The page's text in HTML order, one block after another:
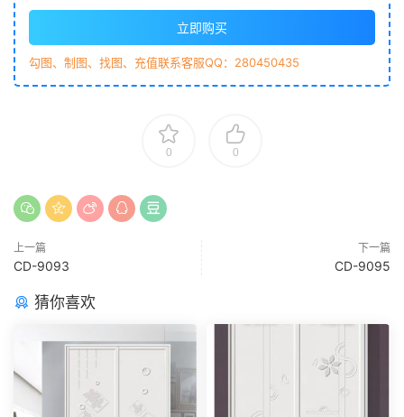
立即购买
勾图、制图、找图、充值联系客服QQ：280450435
0 0
上一篇
CD-9093
下一篇
CD-9095
猜你喜欢